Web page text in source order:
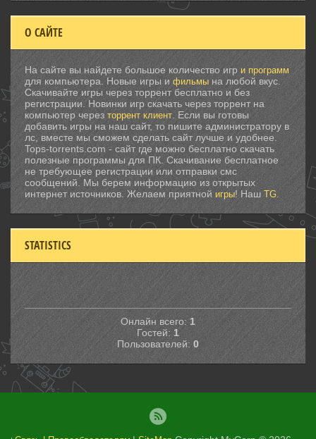
О САЙТЕ
На сайте вы найдете большое количество игр и программ
для компьютера. Новые игры и фильмы на любой вкус.
Скачивайте игры через торрент бесплатно и без
регистрации. Новинки игр скачать через торрент на
компьютер через торрент клиент. Если вы готовы
добавить игры на наш сайт, то пишите администратору в
лс, вместе мы сможем сделать сайт лучше и удобнее.
Tops-torrents.com - сайт где можно бесплатно скачать
полезные программы для ПК. Скачивание бесплатное
не требующее регистрации или отправки смс
сообщений. Мы берем информацию из открытых
интернет источников. Желаем приятной игры! Наш TG.
STATISTICS
Онлайн всего: 1
Гостей: 1
Пользователей: 0